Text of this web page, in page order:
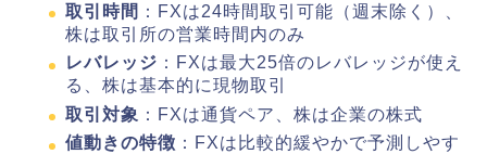
取引時間 ：FXは24時間取引可能（週末除く）、
株は取引所の営業時間内のみ
レバレッジ ：FXは最大25倍のレバレッジが使え
る、株は基本的に現物取引
取引対象 ：FXは通貨ペア、株は企業の株式
値動きの特徴 ：FXは比較的緩やかで予測しやす